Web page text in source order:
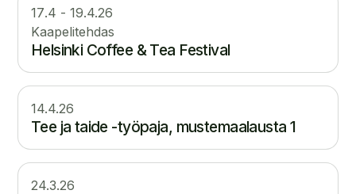
17.4 - 19.4.26
Kaapelitehdas
Helsinki Coffee & Tea Festival
14.4.26
Tee ja taide -työpaja, mustemaalausta 1
24.3.26